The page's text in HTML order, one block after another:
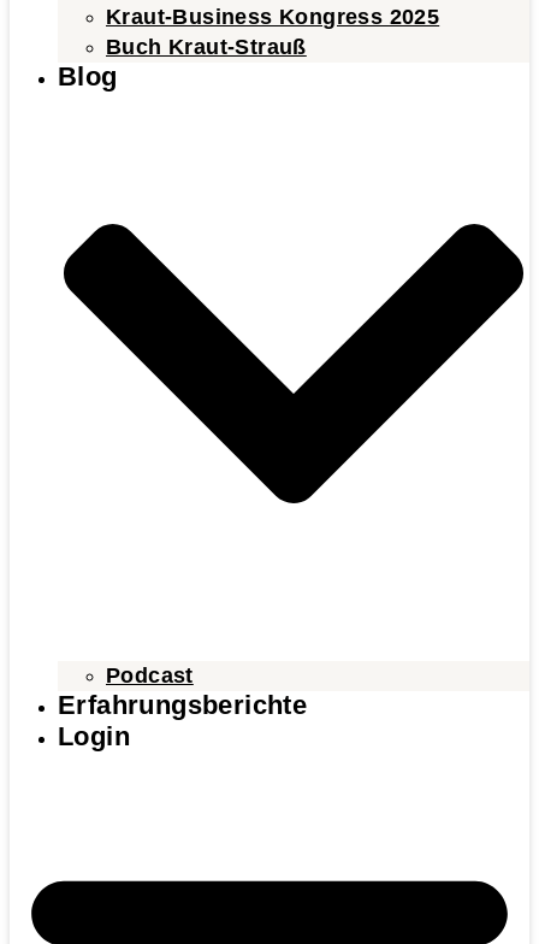
Kraut-Business Kongress 2025
Buch Kraut-Strauß
Blog
Podcast
Erfahrungsberichte
Login